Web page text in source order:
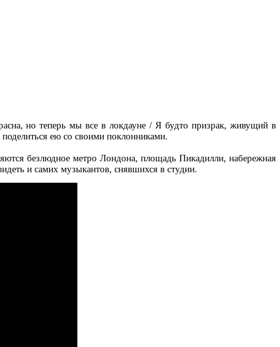
но теперь мы все в локдауне / Я будто призрак, живущий в
ею со своими поклонниками.
безлюдное метро Лондона, площадь Пикадилли, набережная
и самих музыкантов, снявшихся в студии.